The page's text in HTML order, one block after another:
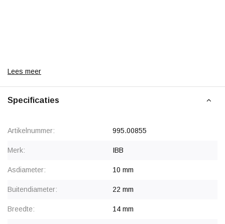
Lees meer
Specificaties
Artikelnummer: 995.00855
Merk: IBB
Asdiameter: 10 mm
Buitendiameter: 22 mm
Breedte: 14 mm